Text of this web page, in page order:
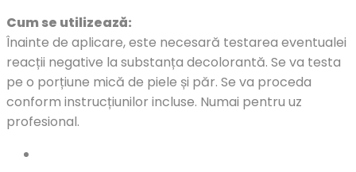
Cum se utilizează:
Înainte de aplicare, este necesară testarea eventualei
reacții negative la substanța decolorantă. Se va testa
pe o porțiune mică de piele și păr. Se va proceda
conform instrucțiunilor incluse. Numai pentru uz
profesional.